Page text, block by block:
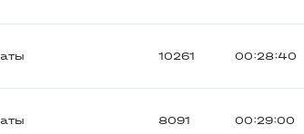
10261 00:28:40
8091 00:29:00